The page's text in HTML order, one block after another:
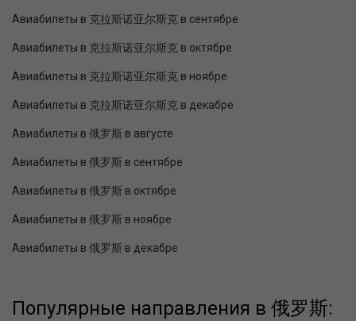
Авиабилеты в 克拉斯诺亚尔斯克 в сентябре
Авиабилеты в 克拉斯诺亚尔斯克 в октябре
Авиабилеты в 克拉斯诺亚尔斯克 в ноябре
Авиабилеты в 克拉斯诺亚尔斯克 в декабре
Авиабилеты в 俄罗斯 в августе
Авиабилеты в 俄罗斯 в сентябре
Авиабилеты в 俄罗斯 в октябре
Авиабилеты в 俄罗斯 в ноябре
Авиабилеты в 俄罗斯 в декабре
Популярные направления в 俄罗斯: